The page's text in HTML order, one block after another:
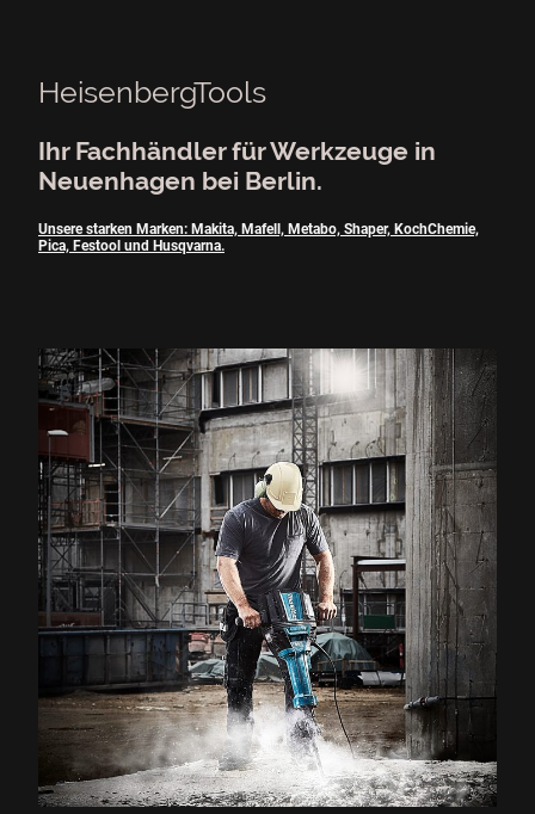
HeisenbergTools
Ihr Fachhändler für Werkzeuge in
Neuenhagen bei Berlin.
Unsere starken Marken: Makita, Mafell, Metabo, Shaper, KochChemie,
Pica, Festool und Husqvarna.